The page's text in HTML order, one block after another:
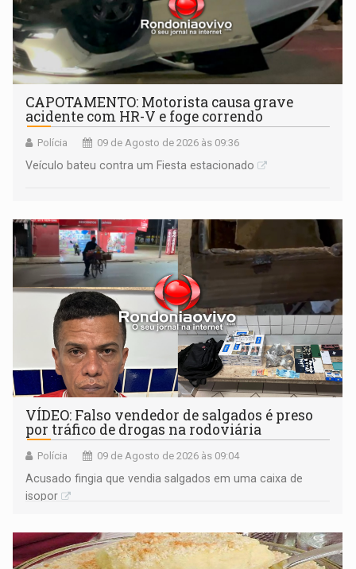
CAPOTAMENTO: Motorista causa grave
acidente com HR-V e foge correndo
Polícia 09 de Agosto de 2026 às 09:36
Veículo bateu contra um Fiesta estacionado
VÍDEO: Falso vendedor de salgados é preso
por tráfico de drogas na rodoviária
Polícia 09 de Agosto de 2026 às 09:04
Acusado fingia que vendia salgados em uma caixa de
isopor